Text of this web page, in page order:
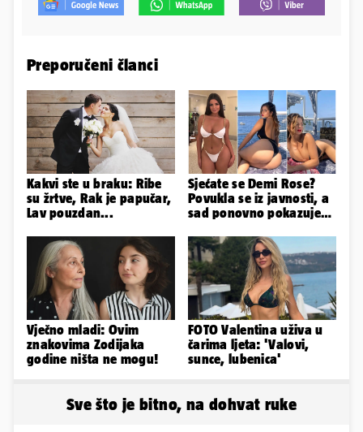
Preporučeni članci
Kakvi ste u braku: Ribe
su žrtve, Rak je papučar,
Lav pouzdan...
Sjećate se Demi Rose?
Povukla se iz javnosti, a
sad ponovno pokazuje
Vječno mladi: Ovim
znakovima Zodijaka
godine ništa ne mogu!
FOTO Valentina uživa u
čarima ljeta: 'Valovi,
sunce, lubenica'
Sve što je bitno, na dohvat ruke